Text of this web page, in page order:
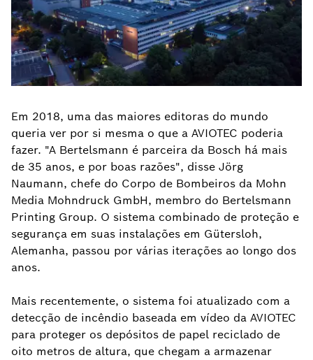
Em 2018, uma das maiores editoras do mundo
queria ver por si mesma o que a AVIOTEC poderia
fazer. "A Bertelsmann é parceira da Bosch há mais
de 35 anos, e por boas razões", disse Jörg
Naumann, chefe do Corpo de Bombeiros da Mohn
Media Mohndruck GmbH, membro do Bertelsmann
Printing Group. O sistema combinado de proteção e
segurança em suas instalações em Gütersloh,
Alemanha, passou por várias iterações ao longo dos
anos.
Mais recentemente, o sistema foi atualizado com a
detecção de incêndio baseada em vídeo da AVIOTEC
para proteger os depósitos de papel reciclado de
oito metros de altura, que chegam a armazenar